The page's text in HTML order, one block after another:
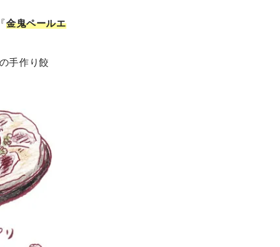
金鬼ペールエ
手作り餃